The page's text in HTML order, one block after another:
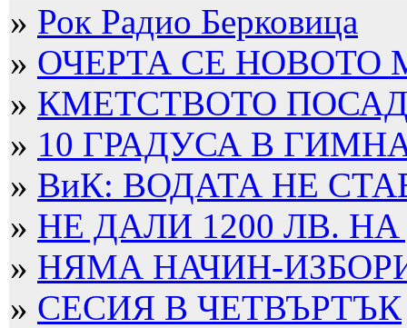
» Рок Радио Берковица
» ОЧЕРТА СЕ НОВОТО
» КМЕТСТВОТО
» 10 ГРАДУСА В
» ВиК: ВОДАТА НЕ
» НЕ ДАЛИ 1200 ЛВ.
» НЯМА НАЧИН-
» СЕСИЯ В ЧЕТВЪРТЪК